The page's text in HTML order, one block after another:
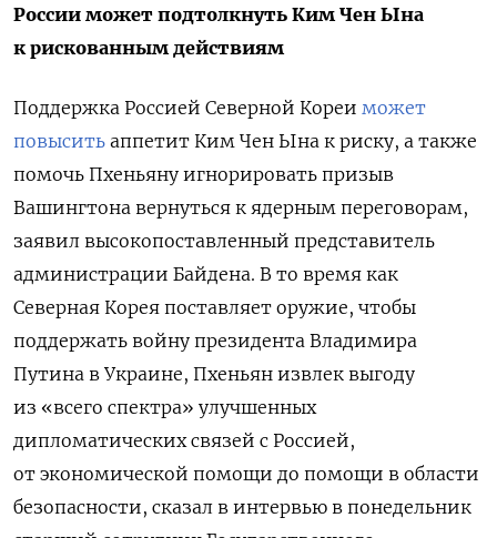
России может подтолкнуть Ким Чен Ына
к рискованным действиям
Поддержка Россией Северной Кореи может
повысить аппетит Ким Чен Ына к риску, а также
помочь Пхеньяну игнорировать призыв
Вашингтона вернуться к ядерным переговорам,
заявил высокопоставленный представитель
администрации Байдена. В то время как
Северная Корея поставляет оружие, чтобы
поддержать войну президента Владимира
Путина в Украине, Пхеньян извлек выгоду
из «всего спектра» улучшенных
дипломатических связей с Россией,
от экономической помощи до помощи в области
безопасности, сказал в интервью в понедельник